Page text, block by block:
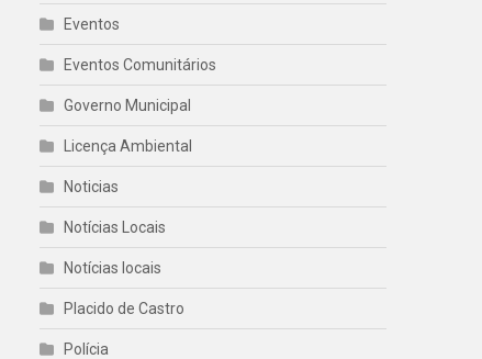
Eventos
Eventos Comunitários
Governo Municipal
Licença Ambiental
Noticias
Notícias Locais
Notícias locais
Placido de Castro
Polícia